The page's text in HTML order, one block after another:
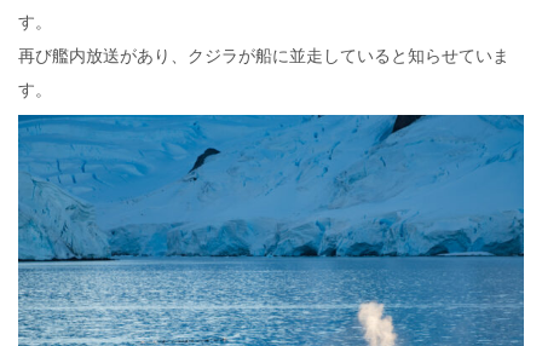
す。
再び艦内放送があり、クジラが船に並走していると知らせていま
す。